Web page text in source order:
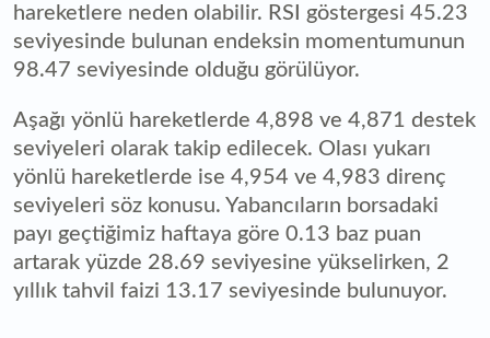
hareketlere neden olabilir. RSI göstergesi 45.23
seviyesinde bulunan endeksin momentumunun
98.47 seviyesinde olduğu görülüyor.
Aşağı yönlü hareketlerde 4,898 ve 4,871 destek
seviyeleri olarak takip edilecek. Olası yukarı
yönlü hareketlerde ise 4,954 ve 4,983 direnç
seviyeleri söz konusu. Yabancıların borsadaki
payı geçtiğimiz haftaya göre 0.13 baz puan
artarak yüzde 28.69 seviyesine yükselirken, 2
yıllık tahvil faizi 13.17 seviyesinde bulunuyor.